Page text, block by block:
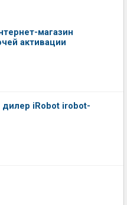
магазин
активации
iRobot irobot-